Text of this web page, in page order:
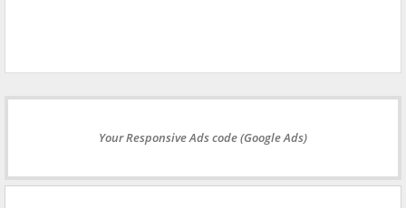
Your Responsive Ads code (Google Ads)